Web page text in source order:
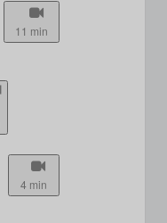
11 min
4 min